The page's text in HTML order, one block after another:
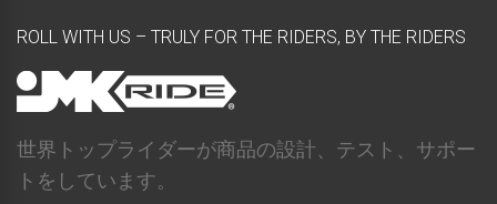
ROLL WITH US – TRULY FOR THE RIDERS, BY THE RIDERS
世界トップライダーが商品の設計、テスト、サポー
トをしています。